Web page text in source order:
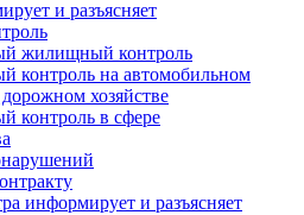
и разъясняет
жилищный контроль
контроль на автомобильном
хозяйстве
контроль в сфере
информирует и разъясняет